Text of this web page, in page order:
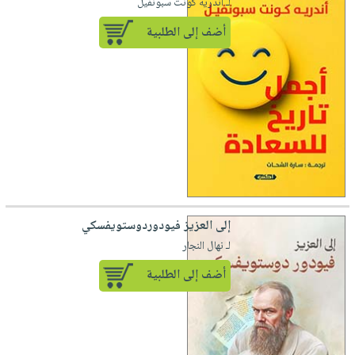
أضف إلى الطلبية
إلى العزيز فيودوردوستويفسكي
لـ نهال النجار
أضف إلى الطلبية